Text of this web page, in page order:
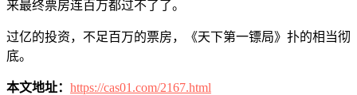
来最终票房连百万都过不了了。
过亿的投资，不足百万的票房，《天下第一镖局》扑的相当彻
底。
本文地址： https://cas01.com/2167.html